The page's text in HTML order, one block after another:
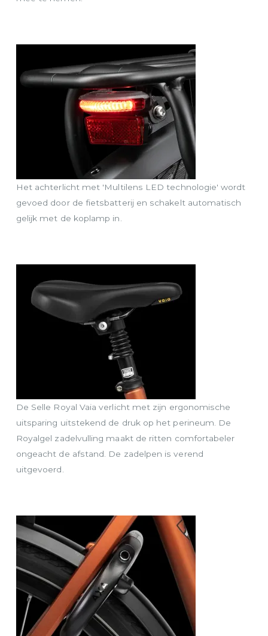
Het achterlicht met 'Multilens LED technologie' wordt
gevoed door de fietsbatterij en schakelt automatisch
gelijk met de koplamp in.
De Selle Royal Vaia verlicht met zijn ergonomische
uitsparing uitstekend de druk op het perineum. De
Royalgel zadelvulling maakt de ritten comfortabeler
ongeacht de afstand. De zadelpen is verend
uitgevoerd.